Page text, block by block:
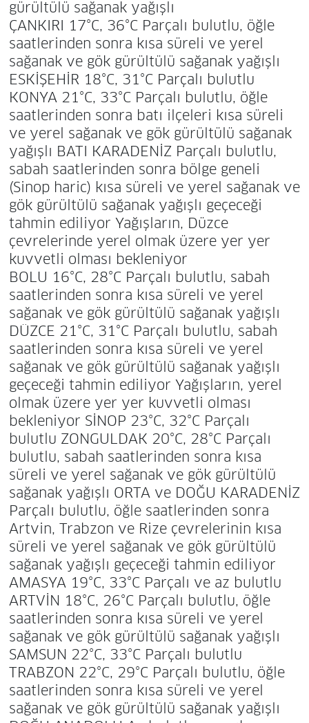
gürültülü sağanak yağışlı
ÇANKIRI 17°C, 36°C Parçalı bulutlu, öğle
saatlerinden sonra kısa süreli ve yerel
sağanak ve gök gürültülü sağanak yağışlı
ESKİŞEHİR 18°C, 31°C Parçalı bulutlu
KONYA 21°C, 33°C Parçalı bulutlu, öğle
saatlerinden sonra batı ilçeleri kısa süreli
ve yerel sağanak ve gök gürültülü sağanak
yağışlı BATI KARADENİZ Parçalı bulutlu,
sabah saatlerinden sonra bölge geneli
(Sinop haric) kısa süreli ve yerel sağanak ve
gök gürültülü sağanak yağışlı geçeceği
tahmin ediliyor Yağışların, Düzce
çevrelerinde yerel olmak üzere yer yer
kuvvetli olması bekleniyor
BOLU 16°C, 28°C Parçalı bulutlu, sabah
saatlerinden sonra kısa süreli ve yerel
sağanak ve gök gürültülü sağanak yağışlı
DÜZCE 21°C, 31°C Parçalı bulutlu, sabah
saatlerinden sonra kısa süreli ve yerel
sağanak ve gök gürültülü sağanak yağışlı
geçeceği tahmin ediliyor Yağışların, yerel
olmak üzere yer yer kuvvetli olması
bekleniyor SİNOP 23°C, 32°C Parçalı
bulutlu ZONGULDAK 20°C, 28°C Parçalı
bulutlu, sabah saatlerinden sonra kısa
süreli ve yerel sağanak ve gök gürültülü
sağanak yağışlı ORTA ve DOĞU KARADENİZ
Parçalı bulutlu, öğle saatlerinden sonra
Artvin, Trabzon ve Rize çevrelerinin kısa
süreli ve yerel sağanak ve gök gürültülü
sağanak yağışlı geçeceği tahmin ediliyor
AMASYA 19°C, 33°C Parçalı ve az bulutlu
ARTVİN 18°C, 26°C Parçalı bulutlu, öğle
saatlerinden sonra kısa süreli ve yerel
sağanak ve gök gürültülü sağanak yağışlı
SAMSUN 22°C, 33°C Parçalı bulutlu
TRABZON 22°C, 29°C Parçalı bulutlu, öğle
saatlerinden sonra kısa süreli ve yerel
sağanak ve gök gürültülü sağanak yağışlı